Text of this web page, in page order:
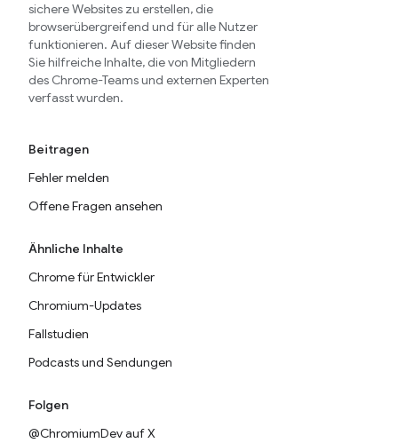
sichere Websites zu erstellen, die
browserübergreifend und für alle Nutzer
funktionieren. Auf dieser Website finden
Sie hilfreiche Inhalte, die von Mitgliedern
des Chrome-Teams und externen Experten
verfasst wurden.
Beitragen
Fehler melden
Offene Fragen ansehen
Ähnliche Inhalte
Chrome für Entwickler
Chromium-Updates
Fallstudien
Podcasts und Sendungen
Folgen
@ChromiumDev auf X